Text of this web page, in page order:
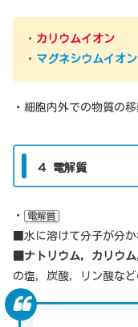
・ カリウムイオン
・ マグネシウムイオン
・細胞内外での物質の移
４ 電解質
・ 電解質
■水に溶けて分子が分
■ナトリウム，カリウ
の塩，炭酸，リン酸な